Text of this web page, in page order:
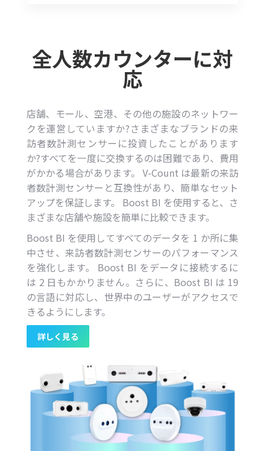
全人数カウンターに対
応
店舗、モール、空港、その他の施設のネットワー
クを運営していますか?さまざまなブランドの来
訪者数計測センサーに投資したことがあります
か?すべてを一度に交換するのは困難であり、費用
がかかる場合があります。 V-Count は最新の来訪
者数計測センサーと互換性があり、簡単なセット
アップを保証します。 Boost BI を使用すると、さ
まざまな店舗や施設を簡単に比較できます。
Boost BI を使用してすべてのデータを 1 か所に集
中させ、来訪者数計測センサーのパフォーマンス
を強化します。 Boost BI をデータに接続するに
は 2 日もかかりません。さらに、Boost BI は 19
の言語に対応し、世界中のユーザーがアクセスで
きるようにします。
詳しく見る